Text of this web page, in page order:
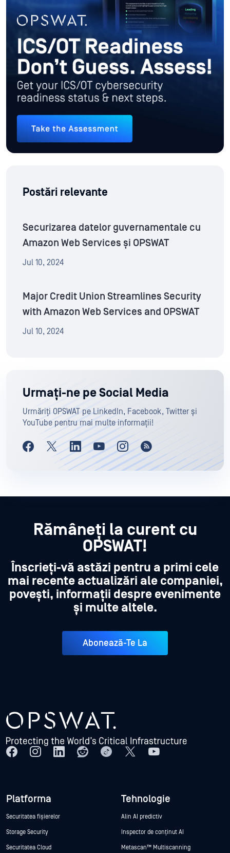
Postări relevante
Securizarea datelor guvernamentale cu
Amazon Web Services și OPSWAT
Jul 10, 2024
Major Credit Union Streamlines Security
with Amazon Web Services and OPSWAT
Jul 10, 2024
Urmați-ne pe Social Media
Urmăriți OPSWAT pe LinkedIn, Facebook, Twitter și
YouTube pentru mai multe informații!
Rămâneți la curent cu
OPSWAT!
Înscrieți-vă astăzi pentru a primi cele
mai recente actualizări ale companiei,
povești, informații despre evenimente
și multe altele.
Abonează-Te La
Platforma
Securitatea fișierelor
Storage Security
Securitatea Cloud
Tehnologie
Alin AI predictiv
Inspector de conținut AI
Metascan™ Multiscanning